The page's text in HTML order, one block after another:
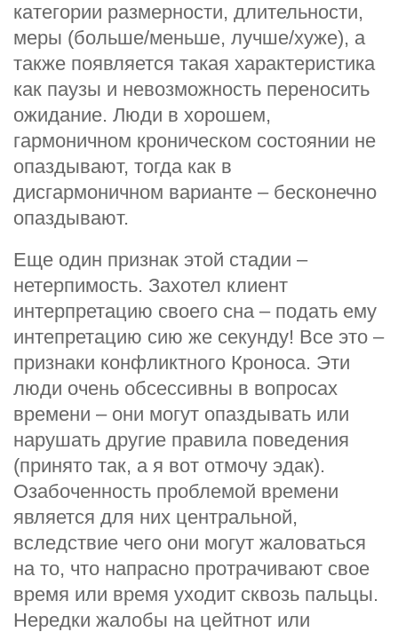
категории размерности, длительности,
меры (больше/меньше, лучше/хуже), а
также появляется такая характеристика
как паузы и невозможность переносить
ожидание. Люди в хорошем,
гармоничном кроническом состоянии не
опаздывают, тогда как в
дисгармоничном варианте – бесконечно
опаздывают.
Еще один признак этой стадии –
нетерпимость. Захотел клиент
интерпретацию своего сна – подать ему
интепретацию сию же секунду! Все это –
признаки конфликтного Кроноса. Эти
люди очень обсессивны в вопросах
времени – они могут опаздывать или
нарушать другие правила поведения
(принято так, а я вот отмочу эдак).
Озабоченность проблемой времени
является для них центральной,
вследствие чего они могут жаловаться
на то, что напрасно протрачивают свое
время или время уходит сквозь пальцы.
Нередки жалобы на цейтнот или